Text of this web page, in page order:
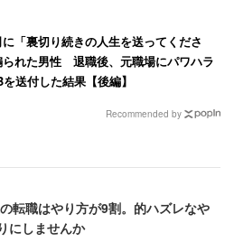
痛みが伴うイメージがあるかも
らの意志で道を選び取ったと
わります。メンバーは、行き先
され、目の前の仕事に集中できる
はありません。「チームを前に
められる力です。本日の内容を
「裏切り続きの人生を送ってくださ
られた男性 退職後、元職場にパワハラ
送付した結果【後編】
Recommended by
転職はやり方が9割。的ハズレなや
にしませんか